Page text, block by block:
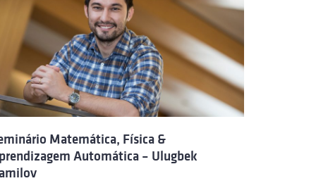
Matemática, Física &
Automática – Ulugbek